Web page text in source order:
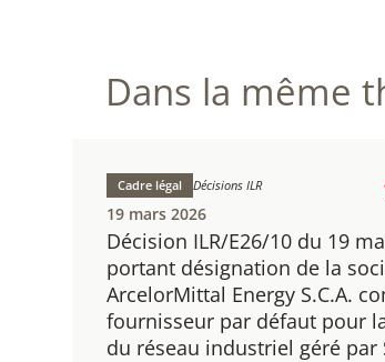
Dans la même
Décision ILR/E26/10 du 19
portant désignation de la
ArcelorMittal Energy S.C.A.
fournisseur par défaut pour
du réseau industriel géré par
Cadre légal Décisions ILR
19 mars 2026